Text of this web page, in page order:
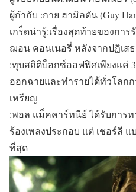
ผู้กำกับ :กาย ฮามิลตัน (Guy
เกร็ดน่ารู้:เรื่องสุดท้ายของกา
ฌอน คอนเนอรี่ หลังจากปฏิเส
:ทุบสถิติบ็อกซ์ออฟฟิศเพียงแค่
ออกฉายและทำรายได้ทั่วโลกก
เหรียญ
:พอล แม็คคาร์ทนีย์ ได้รับการ
ร้องเพลงประกอบ แต่ เชอร์ลี แ
ที่สุด